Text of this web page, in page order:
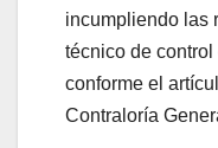
incumpliendo las
técnico de
conforme el
Contraloría